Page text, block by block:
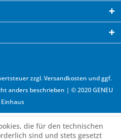
zzgl.Versandkosten und ggf.
anders beschrieben | © 2020 GENEU
Einhaus
die für den technischen
sind und stets gesetzt